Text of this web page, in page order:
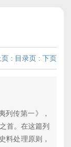
页 : 目录页 : 下页
传第一》，
首。在这篇列
料处理原则，